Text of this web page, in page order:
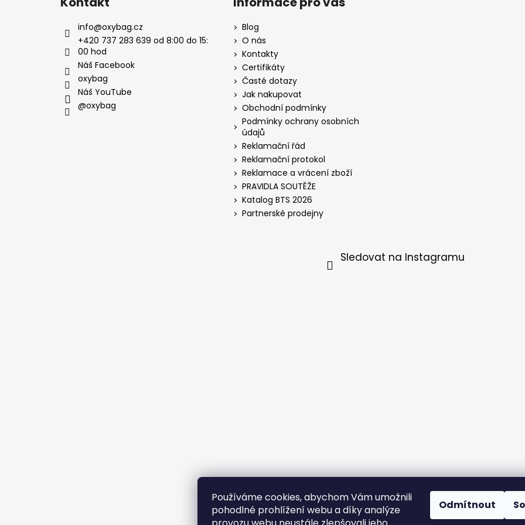
Používáme cookies, abychom Vám umožnili
pohodlné prohlížení webu a díky analýze
Odmítnout
info@oxybag.cz
+420 737 283 639 od 8:00 do 15:
00 hod
Náš Facebook
oxybag
Náš YouTube
@oxybag
Blog
O nás
Kontakty
Certifikáty
Časté dotazy
Jak nakupovat
Obchodní podmínky
Podmínky ochrany osobních
údajů
Reklamační řád
Reklamační protokol
Reklamace a vrácení zboží
PRAVIDLA SOUTĚŽE
Katalog BTS 2026
Partnerské prodejny
Sledovat na Instagramu